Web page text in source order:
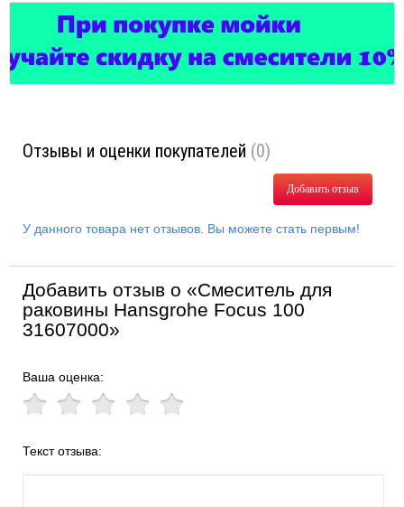
Отзывы и оценки покупателей (0)
Добавить отзыв
У данного товара нет отзывов. Вы можете стать первым!
Добавить отзыв о «Смеситель для
раковины Hansgrohe Focus 100
31607000»
Ваша оценка:
Текст отзыва: